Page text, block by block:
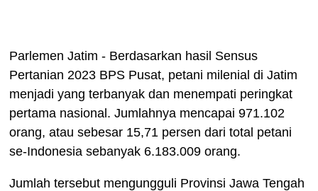
Parlemen Jatim - Berdasarkan hasil Sensus
Pertanian 2023 BPS Pusat, petani milenial di Jatim
menjadi yang terbanyak dan menempati peringkat
pertama nasional.Jumlahnya mencapai 971.102
orang, atau sebesar 15,71 persen dari total petani
se-Indonesia sebanyak 6.183.009 orang.
Jumlah tersebut mengungguli Provinsi Jawa Tengah